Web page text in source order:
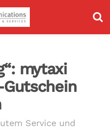
mytaxi
Service und